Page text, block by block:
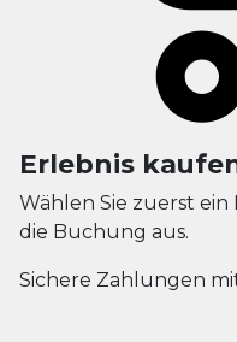
Erlebnis
Wählen Sie zuerst
die Buchung aus.
Sichere Zahlungen